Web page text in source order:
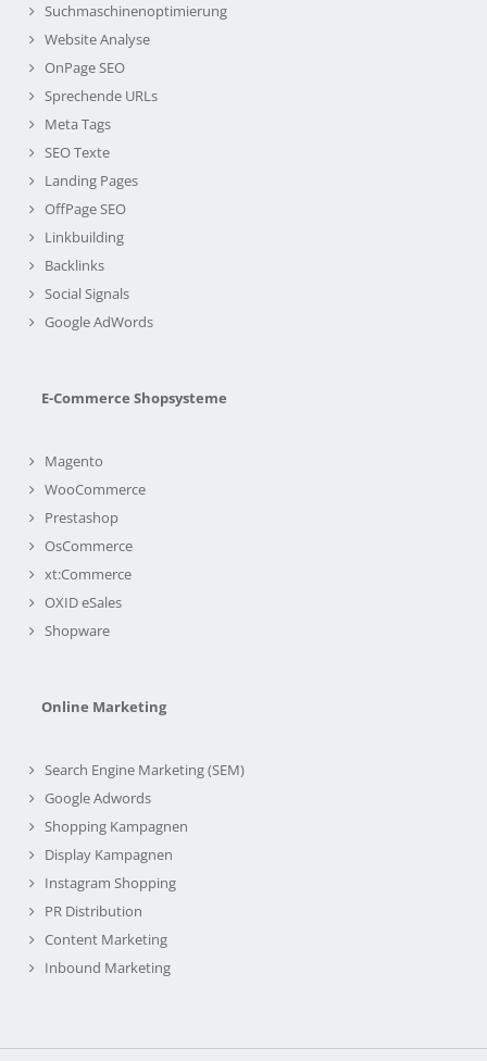
Suchmaschinenoptimierung
Website Analyse
OnPage SEO
Sprechende URLs
Meta Tags
SEO Texte
Landing Pages
OffPage SEO
Linkbuilding
Backlinks
Social Signals
Google AdWords
E-Commerce Shopsysteme
Magento
WooCommerce
Prestashop
OsCommerce
xt:Commerce
OXID eSales
Shopware
Online Marketing
Search Engine Marketing (SEM)
Google Adwords
Shopping Kampagnen
Display Kampagnen
Instagram Shopping
PR Distribution
Content Marketing
Inbound Marketing